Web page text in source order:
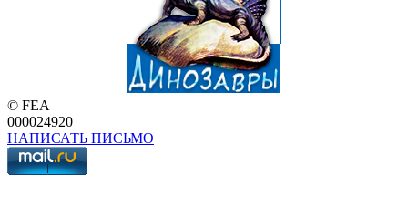
© FEA
000024920
НАПИСАТЬ ПИСЬМО